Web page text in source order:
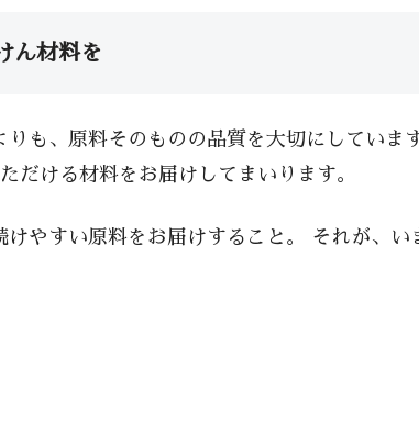
ん材料を
も、原料そのものの品質を大切にしていま
だける材料をお届けしてまいります。
やすい原料をお届けすること。 それが、い